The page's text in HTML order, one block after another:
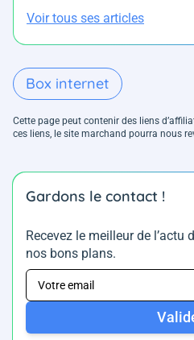
Voir tous ses articles
Box internet
Cette page peut contenir des liens
ces liens, le site marchand pourra nous
Gardons le contact !
Recevez le meilleur de l’actu
nos bons plans.